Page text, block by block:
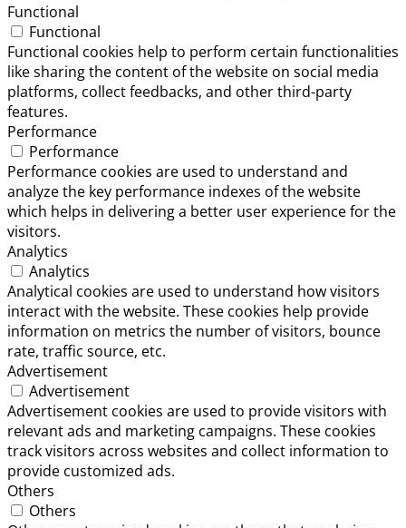
Functional
Functional
Functional cookies help to perform certain functionalities
like sharing the content of the website on social media
platforms, collect feedbacks, and other third-party
features.
Performance
Performance
Performance cookies are used to understand and
analyze the key performance indexes of the website
which helps in delivering a better user experience for the
visitors.
Analytics
Analytics
Analytical cookies are used to understand how visitors
interact with the website. These cookies help provide
information on metrics the number of visitors, bounce
rate, traffic source, etc.
Advertisement
Advertisement
Advertisement cookies are used to provide visitors with
relevant ads and marketing campaigns. These cookies
track visitors across websites and collect information to
provide customized ads.
Others
Others